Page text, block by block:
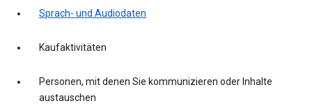
Sprach- und Audiodaten
Kaufaktivitäten
Personen, mit denen Sie kommunizieren oder Inhalte
austauschen